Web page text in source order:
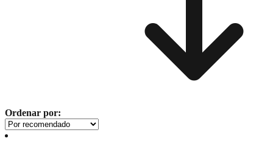
Ordenar por: